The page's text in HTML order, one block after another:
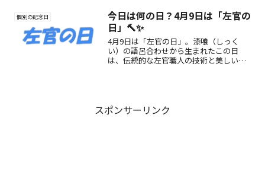
個別の記念日
今日は何の日？4月9日は「左官の
日」🔨✨
4月9日は「左官の日」。漆喰（しっく
い）の語呂合わせから生まれたこの日
は、伝統的な左官職人の技術と美しい手
スポンサーリンク